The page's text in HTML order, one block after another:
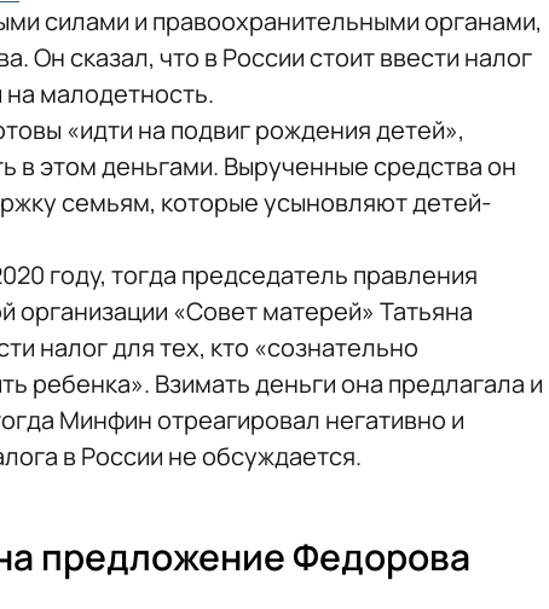
силами и правоохранительными органами,
Он сказал, что в России стоит ввести налог
на малодетность.
«идти на подвиг рождения детей»,
в этом деньгами. Вырученные средства он
семьям, которые усыновляют детей-
году, тогда председатель правления
«Совет матерей» Татьяна
налог для тех, кто «сознательно
ребенка». Взимать деньги она предлагала и
Минфин отреагировал негативно и
в России не обсуждается.
предложение Федорова